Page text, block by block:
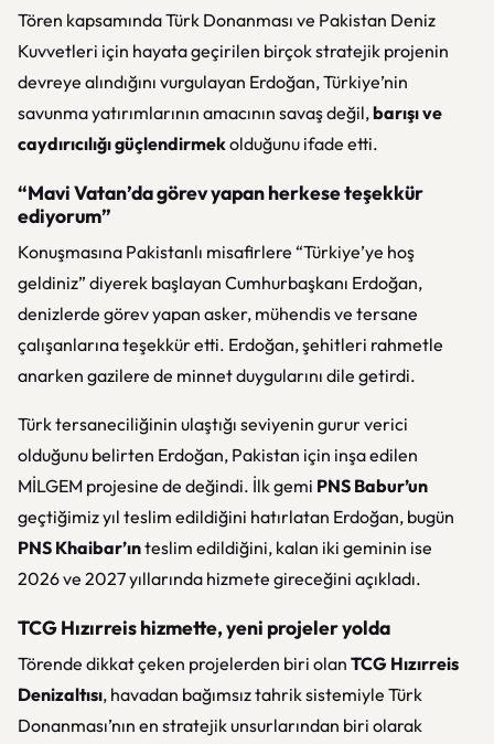
Tören kapsamında Türk Donanması ve Pakistan Deniz
Kuvvetleri için hayata geçirilen birçok stratejik projenin
devreye alındığını vurgulayan Erdoğan, Türkiye’nin
savunma yatırımlarının amacının savaş değil,barışı ve
caydırıcılığı güçlendirmekolduğunu ifade etti.
“Mavi Vatan’da görev yapan herkese teşekkür
ediyorum”
Konuşmasına Pakistanlı misafirlere “Türkiye’ye hoş
geldiniz” diyerek başlayan Cumhurbaşkanı Erdoğan,
denizlerde görev yapan asker, mühendis ve tersane
çalışanlarına teşekkür etti. Erdoğan, şehitleri rahmetle
anarken gazilere de minnet duygularını dile getirdi.
Türk tersaneciliğinin ulaştığı seviyenin gurur verici
olduğunu belirten Erdoğan, Pakistan için inşa edilen
MİLGEM projesine de değindi. İlk gemi PNS Babur’un
geçtiğimiz yıl teslim edildiğini hatırlatan Erdoğan, bugün
PNS Khaibar’ınteslim edildiğini, kalan iki geminin ise
2026 ve 2027 yıllarında hizmete gireceğini açıkladı.
TCG Hızırreis hizmette, yeni projeler yolda
Törende dikkat çeken projelerden biri olan TCG Hızırreis
Denizaltısı, havadan bağımsız tahrik sistemiyle Türk
Donanması’nın en stratejik unsurlarından biri olarak